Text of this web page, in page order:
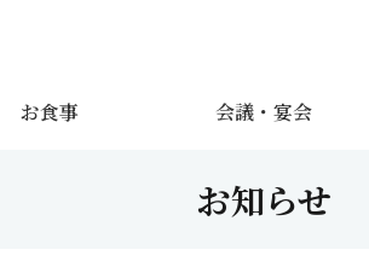
お食事 会議・宴会
お知らせ